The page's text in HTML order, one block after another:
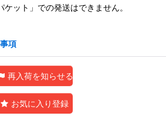
ット」での発送はできません。
項
再入荷を知らせる
お気に入り登録